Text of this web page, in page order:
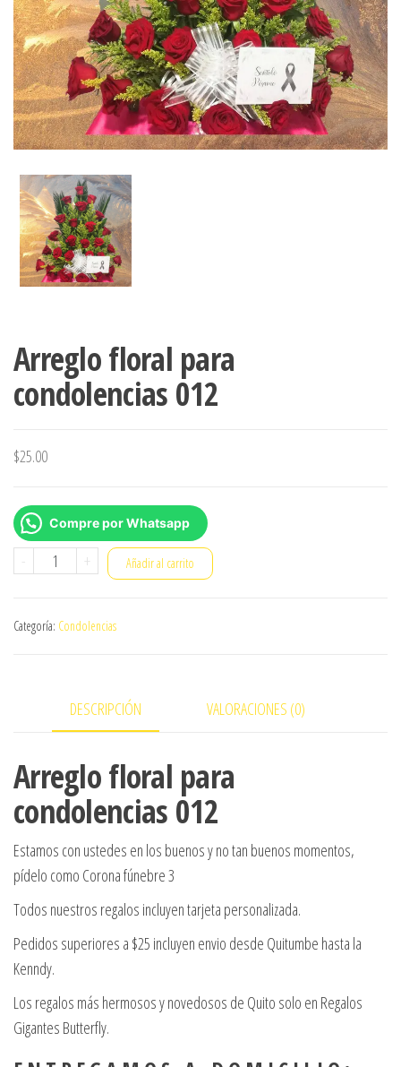
Arreglo floral para
condolencias 012
$25.00
Compre por Whatsapp
-
Arreglo
condolencias
+ Añadir al carrito
Categoría: Condolencias
DESCRIPCIÓN VALORACIONES (0)
Arreglo floral para
condolencias 012
Estamos con ustedes en los buenos y no tan buenos momentos,
pídelo como Corona fúnebre 3
Todos nuestros regalos incluyen tarjeta personalizada.
Pedidos superiores a $25 incluyen envio desde Quitumbe hasta la
Kenndy.
Los regalos más hermosos y novedosos de Quito solo en Regalos
Gigantes Butterfly.